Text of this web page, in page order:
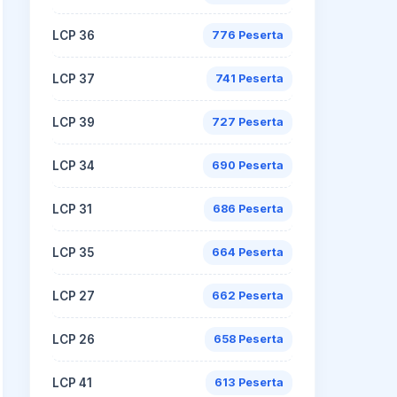
LCP 36 776 Peserta
LCP 37 741 Peserta
LCP 39 727 Peserta
LCP 34 690 Peserta
LCP 31 686 Peserta
LCP 35 664 Peserta
LCP 27 662 Peserta
LCP 26 658 Peserta
LCP 41 613 Peserta